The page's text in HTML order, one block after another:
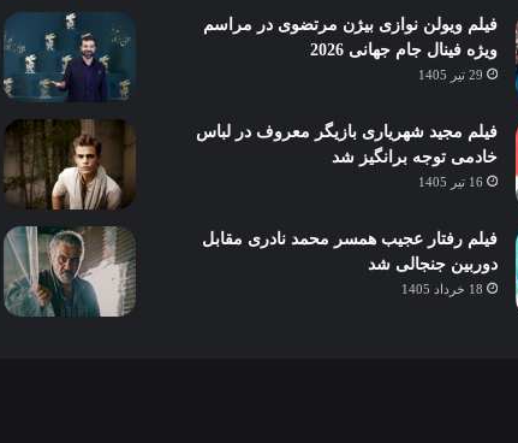
فیلم ویولن نوازی بیژن مرتضوی در مراسم
ویژه فینال جام جهانی 2026
29 تیر 1405
فیلم مجید شهریاری بازیگر معروف در لباس
خادمی توجه برانگیز شد
16 تیر 1405
فیلم رفتار عجیب همسر محمد نادری مقابل
دوربین جنجالی شد
18 خرداد 1405